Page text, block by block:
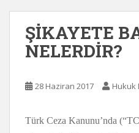
ŞİKAYETE
NELERDİR?
28 Haziran 2017 Hukuk
Türk Ceza Kanunu’nda